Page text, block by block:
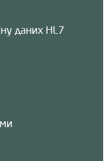
даних HL7